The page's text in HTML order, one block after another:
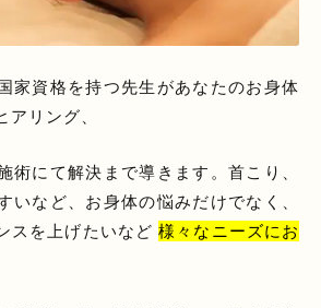
家資格を持つ先生があなたのお身体
リング、
術にて解決まで導きます。首こり、
いなど、お身体の悩みだけでなく、
スを上げたいなど様々なニーズにお